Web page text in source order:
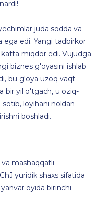
juda sodda va
ega edi. Yangi tadbirkor
miqdor edi. Vujudga
biznes g'oyasini ishlab
bu g'oya uzoq vaqt
bir yil o'tgach, u oziq-
loyihani noldan
boshladi.
mashaqqatli
yuridik shaxs sifatida
oyida birinchi